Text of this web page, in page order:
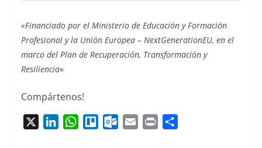
«Financiado por el Ministerio de Educación y Formación
Profesional y la Unión Europea – NextGenerationEU, en el
marco del Plan de Recuperación, Transformación y
Resiliencia«
Compártenos!
W